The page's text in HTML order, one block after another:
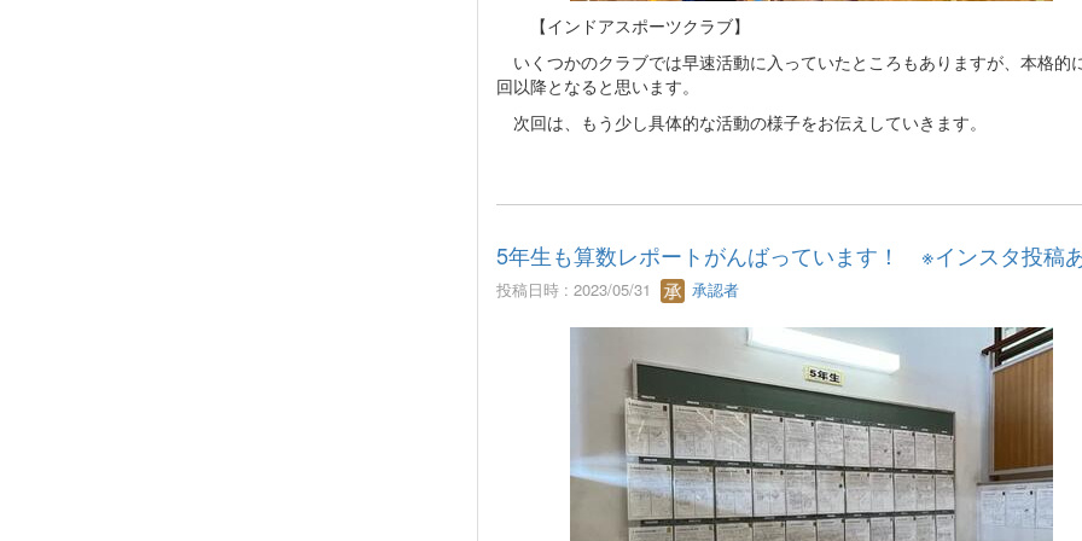
【インドアスポーツクラブ】
いくつかのクラブでは早速活動に入っていたところもありますが、本格的
回以降となると思います。
次回は、もう少し具体的な活動の様子をお伝えしていきます。
5年生も算数レポートがんばっています！ ※インスタ投稿
投稿日時 : 2023/05/31 承認者